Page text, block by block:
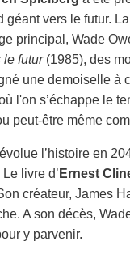
géant vers le futur.
principal, Wade
le futur(1985), des
une demoiselle à
l'on s’échappe le
peut-être même
l’histoire en
livre d’ Ernest
créateur, James
A son décès,
y parvenir.